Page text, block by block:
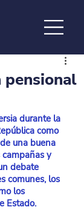
de la
durante la
como
una buena
campañas y
debate
comunes, los
los
Estado.